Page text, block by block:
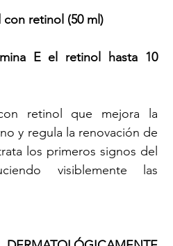
retinol (50 ml)
E el retinol hasta 10
retinol que mejora la
y regula la renovación de
los primeros signos del
visiblemente las